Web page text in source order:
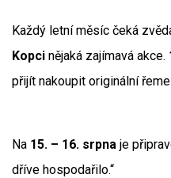
Každý letní měsíc čeká
Kopci nějaká zajímavá akce.
přijít nakoupit originální
Na 15. – 16. srpna je
dříve hospodařilo.“